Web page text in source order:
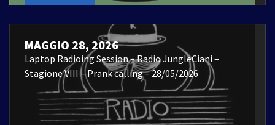
MAGGIO 28, 2026
Laptop Radioing Session – Radio JungleCiani –
Stagione VIII – Prank calling – 28/05/2026